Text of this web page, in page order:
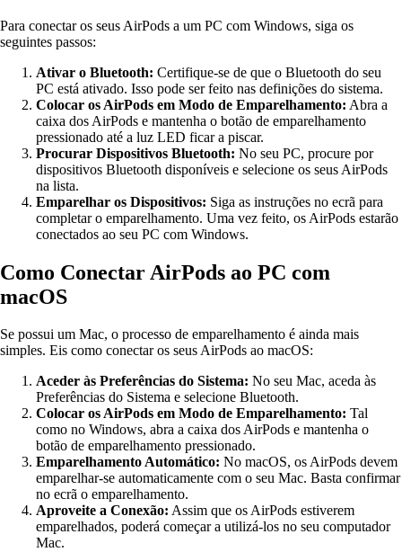
Para conectar os seus AirPods a um PC com Windows, siga os
seguintes passos:
Ativar o Bluetooth: Certifique-se de que o Bluetooth do seu
PC está ativado. Isso pode ser feito nas definições do sistema.
Colocar os AirPods em Modo de Emparelhamento: Abra a
caixa dos AirPods e mantenha o botão de emparelhamento
pressionado até a luz LED ficar a piscar.
Procurar Dispositivos Bluetooth: No seu PC, procure por
dispositivos Bluetooth disponíveis e selecione os seus AirPods
na lista.
Emparelhar os Dispositivos: Siga as instruções no ecrã para
completar o emparelhamento. Uma vez feito, os AirPods estarão
conectados ao seu PC com Windows.
Como Conectar AirPods ao PC com
macOS
Se possui um Mac, o processo de emparelhamento é ainda mais
simples. Eis como conectar os seus AirPods ao macOS:
Aceder às Preferências do Sistema: No seu Mac, aceda às
Preferências do Sistema e selecione Bluetooth.
Colocar os AirPods em Modo de Emparelhamento: Tal
como no Windows, abra a caixa dos AirPods e mantenha o
botão de emparelhamento pressionado.
Emparelhamento Automático: No macOS, os AirPods devem
emparelhar-se automaticamente com o seu Mac. Basta confirmar
no ecrã o emparelhamento.
Aproveite a Conexão: Assim que os AirPods estiverem
emparelhados, poderá começar a utilizá-los no seu computador
Mac.